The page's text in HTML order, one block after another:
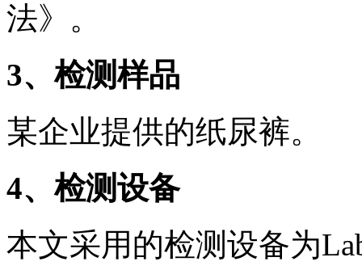
法》。
3、检测样品
某企业提供的纸尿裤。
4、检测设备
本文采用的检测设备为